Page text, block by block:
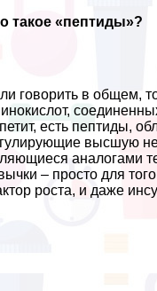
такое «пептиды»?
говорить в общем,
есть пептиды,
высшую
аналогами
– просто для
роста, и даже